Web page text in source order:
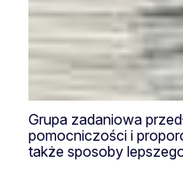
Grupa zadaniowa
pomocniczości i
także sposoby